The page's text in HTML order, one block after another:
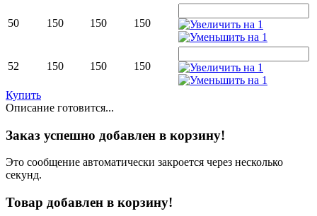
50 150 150 150
52 150 150 150
Купить
Описание готовится...
Заказ успешно добавлен в корзину!
Это сообщение автоматически закроется через несколько
секунд.
Товар добавлен в корзину!